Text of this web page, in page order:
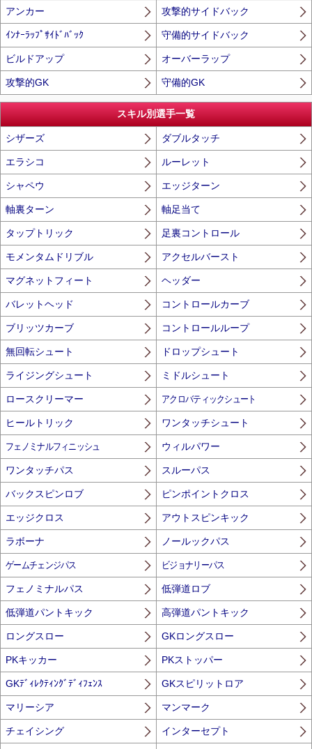
アンカー 攻撃的サイドバック
ｲﾝﾅｰﾗｯﾌﾟｻｲﾄﾞﾊﾞｯｸ 守備的サイドバック
ビルドアップ オーバーラップ
攻撃的GK 守備的GK
スキル別選手一覧
シザーズ ダブルタッチ
エラシコ ルーレット
シャペウ エッジターン
軸裏ターン 軸足当て
タップトリック 足裏コントロール
モメンタムドリブル アクセルバースト
マグネットフィート ヘッダー
バレットヘッド コントロールカーブ
ブリッツカーブ コントロールループ
無回転シュート ドロップシュート
ライジングシュート ミドルシュート
ロースクリーマー アクロバティックシュート
ヒールトリック ワンタッチシュート
フェノミナルフィニッシュ ウィルパワー
ワンタッチパス スルーパス
バックスピンロブ ピンポイントクロス
エッジクロス アウトスピンキック
ラボーナ ノールックパス
ゲームチェンジパス ビジョナリーパス
フェノミナルパス 低弾道ロブ
低弾道パントキック 高弾道パントキック
ロングスロー GKロングスロー
PKキッカー PKストッパー
GKﾃﾞｨﾚｸﾃｨﾝｸﾞﾃﾞｨﾌｪﾝｽ GKスピリットロア
マリーシア マンマーク
チェイシング インターセプト